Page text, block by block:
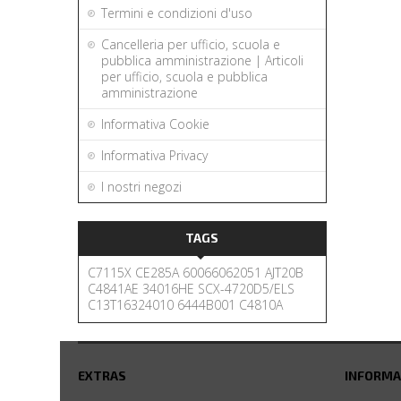
Termini e condizioni d'uso
Cancelleria per ufficio, scuola e
pubblica amministrazione | Articoli
per ufficio, scuola e pubblica
amministrazione
Informativa Cookie
Informativa Privacy
I nostri negozi
TAGS
C7115X CE285A 60066062051 AJT20B
C4841AE 34016HE SCX-4720D5/ELS
C13T16324010 6444B001 C4810A
EXTRAS